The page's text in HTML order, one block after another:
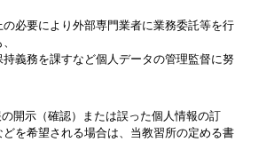
の必要により外部専門業者に業務委託等を行
義務を課すなど個人データの管理監督に努
開示（確認）または誤った個人情報の訂
を希望される場合は、当教習所の定める書